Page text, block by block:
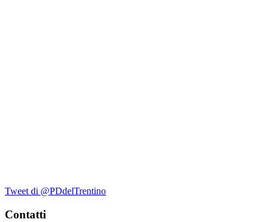
Tweet di @PDdelTrentino
Contatti